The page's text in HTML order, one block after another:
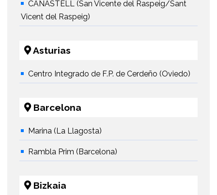
CANASTELL (San Vicente del Raspeig/Sant
Vicent del Raspeig)
Asturias
Centro Integrado de F.P. de Cerdeño (Oviedo)
Barcelona
Marina (La Llagosta)
Rambla Prim (Barcelona)
Bizkaia